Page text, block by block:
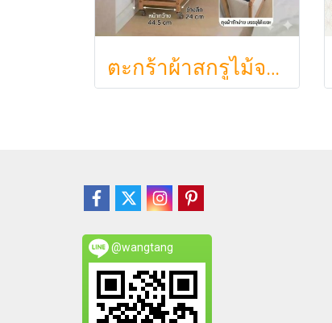
ตะกร้าผ้าสกรูไม้จริง ขนา 44.5cm รุ่น KAWA Minimalist สไตล์ญี่ปุ่นเคลื่อนที่ได้ มีล้อเลื่อน (KAWA)
@wangtang